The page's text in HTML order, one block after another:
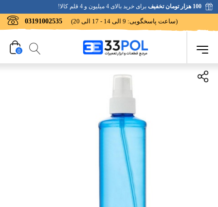
100 هزار تومان تخفیف برای خرید بالای 4 میلیون و 4 قلم کالا!
03191002535 (ساعت پاسخگویی: 9 الی 14 - 17 الی 20)
0